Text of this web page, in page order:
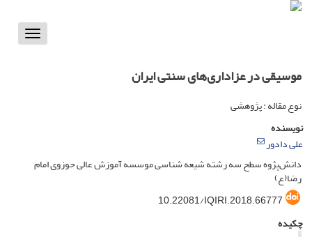
Toggle
موسیقی در عزاداری‌های سنتی ایران
نوع مقاله : پژوهشی
نویسنده
علی دادور
دانش‌پژوه سطح سه رشته شیعه شناسی موسسه آموزش عالی حوزوی امام
رضا(ع)
10.22081/IQIRI.2018.66777
چکیده